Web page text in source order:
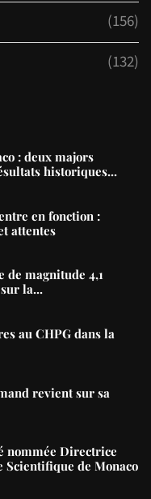
(156)
(132)
: deux majors
historiques...
en fonction :
attentes
de magnitude 4,1
la...
au CHPG dans la
revient sur sa
nommée Directrice
de Monaco